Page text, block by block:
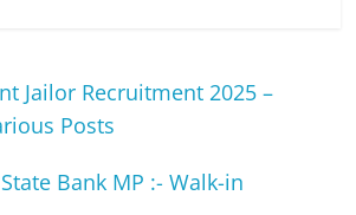
Jailor Recruitment 2025 –
Posts
Bank MP :- Walk-in